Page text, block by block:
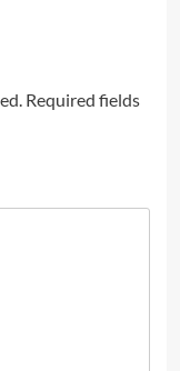
Required fields